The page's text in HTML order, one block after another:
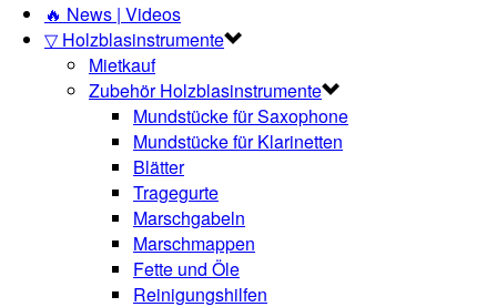
🔥 News | Videos
▽ Holzblasinstrumente
Mietkauf
Zubehör Holzblasinstrumente
Mundstücke für Saxophone
Mundstücke für Klarinetten
Blätter
Tragegurte
Marschgabeln
Marschmappen
Fette und Öle
Reinigungshilfen